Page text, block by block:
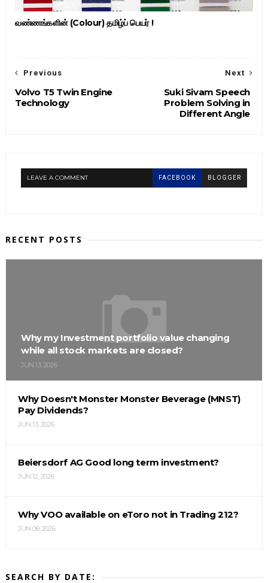
வண்ணங்களின் (Colour) தமிழ்ப் பெயர் !
Next
Suki Sivam Speech
Problem Solving in
Different Angle
Previous
Volvo T5 Twin Engine
Technology
LEAVE A COMMENT FACEBOOK BLOGGER
RECENT POSTS
Why my Investment portfolio value changing
while all stock markets are closed?
JUN 13, 2026
Why Doesn't Monster Monster Beverage (MNST)
Pay Dividends?
JUN 13, 2026
Beiersdorf AG Good long term investment?
JUN 12, 2026
Why VOO available on eToro not in Trading 212?
JUN 08, 2026
SEARCH BY DATE: